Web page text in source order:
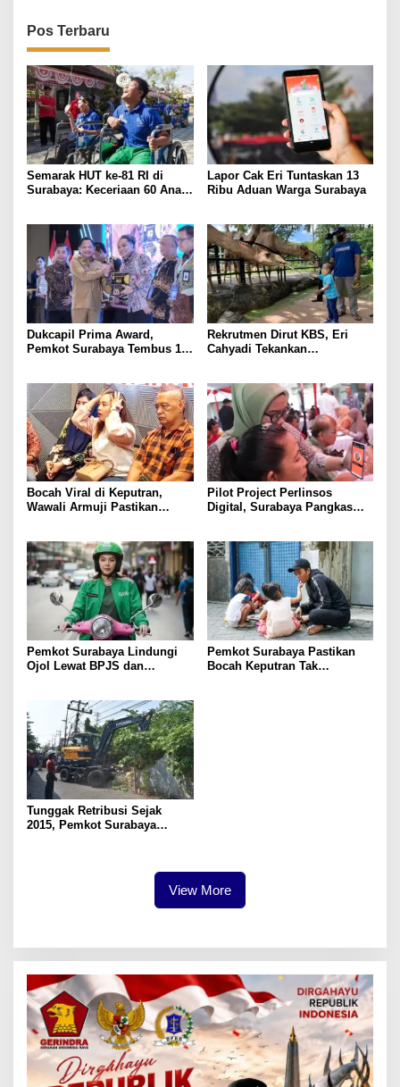
Pos Terbaru
Semarak HUT ke-81 RI di
Surabaya: Keceriaan 60 Anak
Lapor Cak Eri Tuntaskan 13
Ribu Aduan Warga Surabaya
Dukcapil Prima Award,
Pemkot Surabaya Tembus 10
Rekrutmen Dirut KBS, Eri
Cahyadi Tekankan
Bocah Viral di Keputran,
Wawali Armuji Pastikan
Pilot Project Perlinsos
Digital, Surabaya Pangkas
Pemkot Surabaya Lindungi
Ojol Lewat BPJS dan
Pemkot Surabaya Pastikan
Bocah Keputran Tak
Tunggak Retribusi Sejak
2015, Pemkot Surabaya
View More